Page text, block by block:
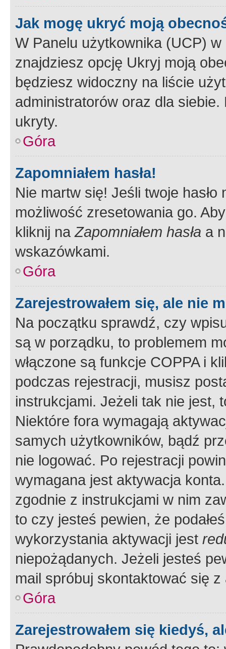
Jak mogę ukryć moją
W Panelu użytkownika (UCP) w
znajdziesz opcję Ukryj moją
będziesz widoczny na liście
administratorów oraz dla
ukryty.
Góra
Zapomniałem hasła!
Nie martw się! Jeśli twoje
możliwość zresetowania go.
kliknij naZapomniałem hasła a
wskazówkami.
Góra
Zarejestrowałem się, ale nie
Na początku sprawdź, czy
są w porządku, to problemem
włączone są funkcje COPPA i
podczas rejestracji, musisz
instrukcjami. Jeżeli tak nie jest,
Niektóre fora wymagają
samych użytkowników, bądź
nie logować. Po rejestracji
wymagana jest aktywacja
zgodnie z instrukcjami w nim
to czy jesteś pewien, że
wykorzystania aktywacji jest
niepożądanych. Jeżeli jesteś
mail spróbuj skontaktować się
Góra
Zarejestrowałem się kiedyś,